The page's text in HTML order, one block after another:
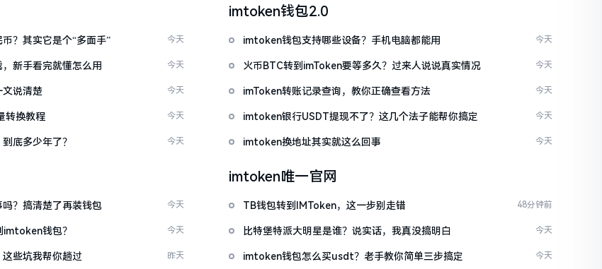
？其实它是个“多面手” 今天
新手看完就懂怎么用 今天
说清楚 今天
转换教程 今天
底多少年了？ 今天
imtoken钱包2.0
imtoken钱包支持哪些设备？手机电脑都能用 今天
火币BTC转到imToken要等多久？过来人说说真实情况 今天
imToken转账记录查询，教你正确查看方法 今天
imtoken银行USDT提现不了？这几个法子能帮你搞定 今天
imtoken换地址其实就这么回事 今天
？搞清楚了再装钱包 今天
钱包？ 今天
些坑我帮你趟过 昨天
imtoken唯一官网
TB钱包转到IMToken，这一步别走错 48分钟前
比特堡特派大明星是谁？说实话，我真没搞明白 今天
imtoken钱包怎么买usdt？老手教你简单三步搞定 今天